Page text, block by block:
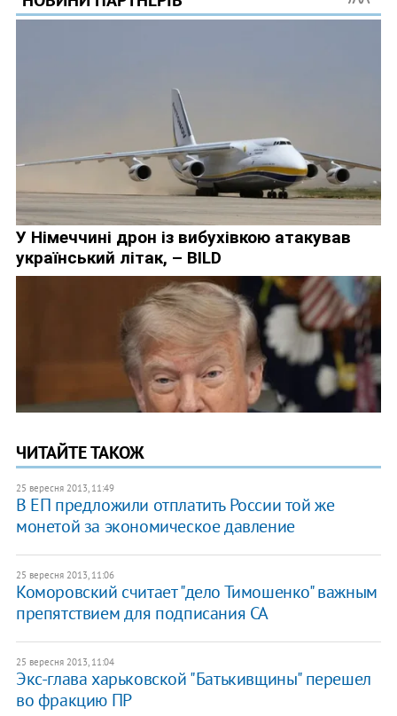
ЧИТАЙТЕ ТАКОЖ
25 вересня 2013, 11:49
В ЕП предложили отплатить России той же
монетой за экономическое давление
25 вересня 2013, 11:06
Коморовский считает "дело Тимошенко" важным
препятствием для подписания СА
25 вересня 2013, 11:04
Экс-глава харьковской "Батькивщины" перешел
во фракцию ПР